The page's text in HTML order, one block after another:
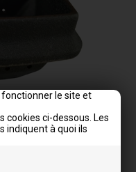
le site et
cookies ci-dessous. Les
indiquent à quoi ils
pas la corde en